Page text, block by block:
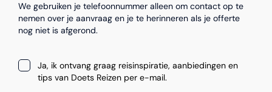
We gebruiken je telefoonnummer alleen om contact op te
nemen over je aanvraag en je te herinneren als je offerte
nog niet is afgerond.
Ja, ik ontvang graag reisinspiratie, aanbiedingen en
tips van Doets Reizen per e-mail.